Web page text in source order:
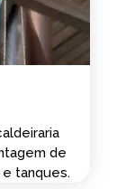
de
tanques.